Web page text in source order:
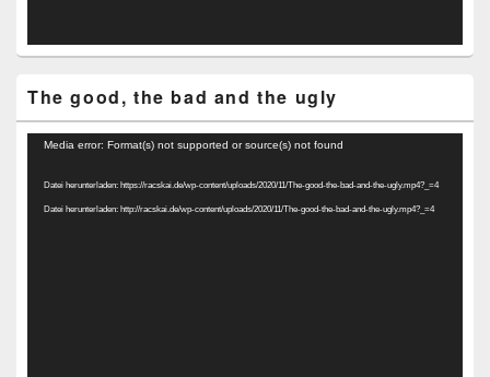
The good, the bad and the ugly
Video-
Media error: Format(s) not supported or source(s) not found
Datei herunterladen: https://racskai.de/wp-content/uploads/2020/11/The-good-the-bad-and-the-ugly.mp4?_=4
Datei herunterladen: http://racskai.de/wp-content/uploads/2020/11/The-good-the-bad-and-the-ugly.mp4?_=4